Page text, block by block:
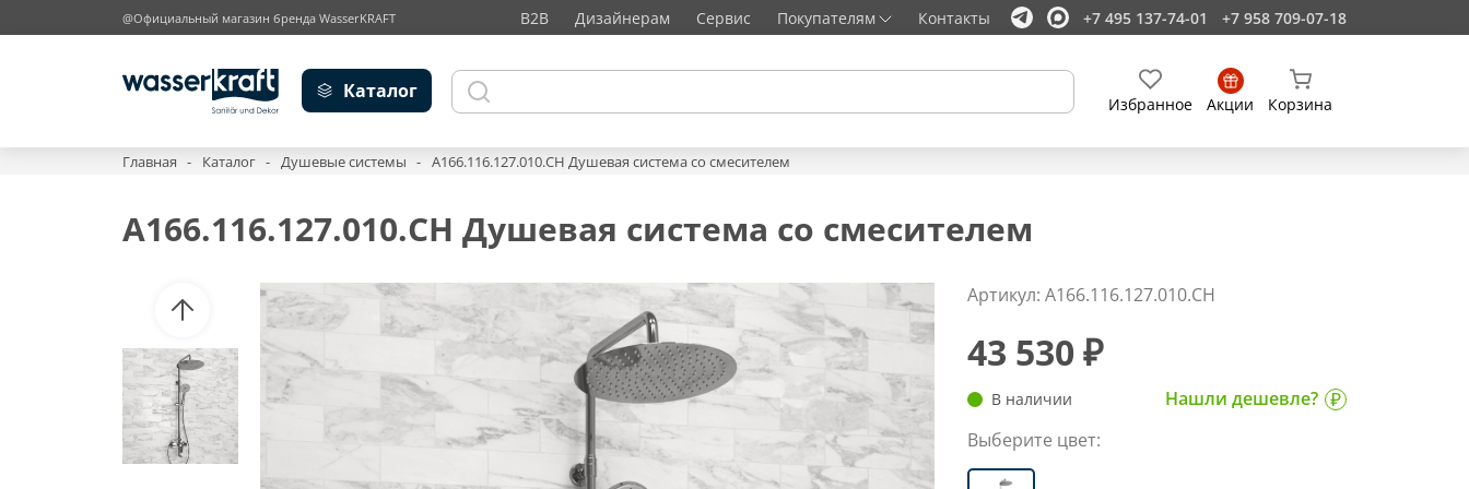
@Официальный магазин бренда WasserKRAFT B2B Дизайнерам Сервис Покупателям Контакты +7 495 137-74-01 +7 958 709-07-18
Каталог
Избранное Акции Корзина
Главная Каталог Душевые системы A166.116.127.010.CH Душевая система со смесителем
A166.116.127.010.CH Душевая система со смесителем
Артикул: A166.116.127.010.CH
43 530 ₽
В наличии
Нашли дешевле?
Выберите цвет: